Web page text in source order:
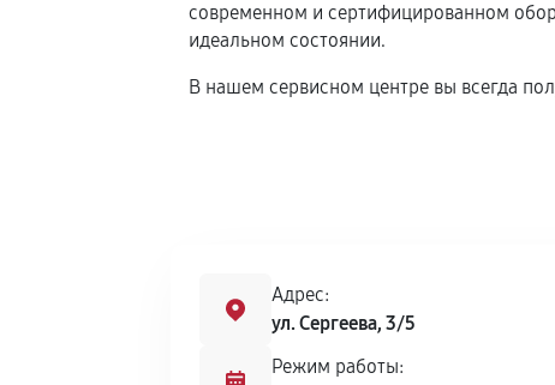
современном и сертифицированном
идеальном состоянии.
В нашем сервисном центре вы всегда
Адрес:
ул. Сергеева, 3/5
Режим работы: